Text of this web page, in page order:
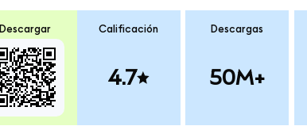
Descargar Calificación
4.7
Descargas
50M+